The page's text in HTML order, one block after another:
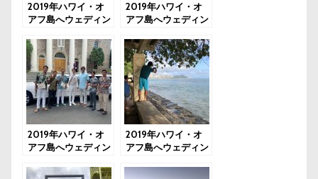
2019年ハワイ・オ
アフ島へウェディン
5日目：ラストサー
フィンはダイヤモン
ドヘッド
2019年ハワイ・オ
アフ島へウェディン
4日目：ダイヤモン
ドヘッドでサーフィ
ン～ノースショアへ
2019年ハワイ・オ
アフ島へウェディン
3日目：ワイキキで
2019年ハワイ・オ
アフ島へウェディン
2日目：ケワローズ